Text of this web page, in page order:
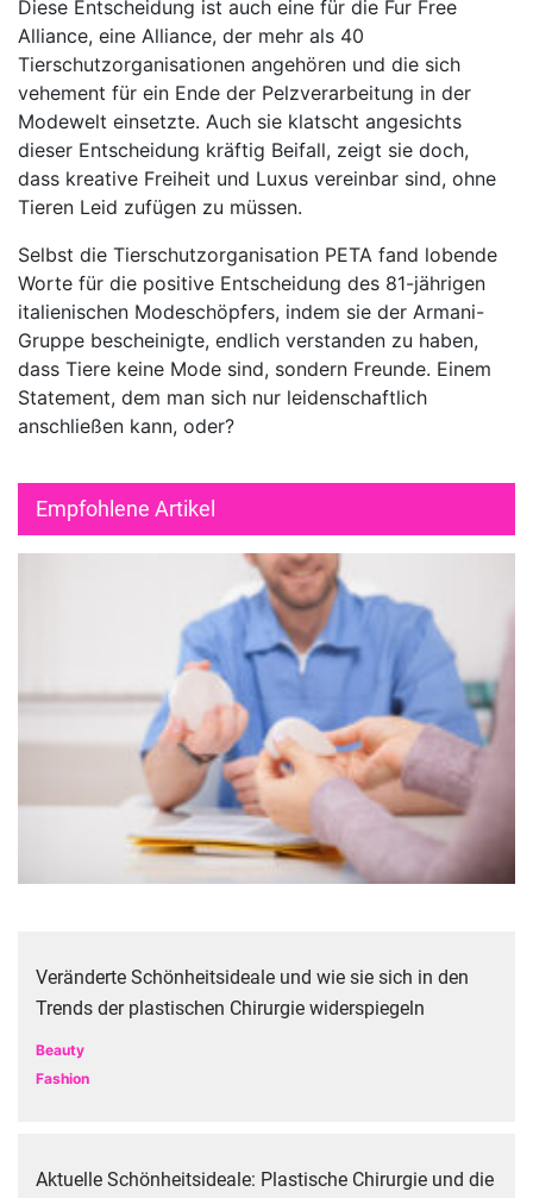
Diese Entscheidung ist auch eine für die Fur Free
Alliance, eine Alliance, der mehr als 40
Tierschutzorganisationen angehören und die sich
vehement für ein Ende der Pelzverarbeitung in der
Modewelt einsetzte. Auch sie klatscht angesichts
dieser Entscheidung kräftig Beifall, zeigt sie doch,
dass kreative Freiheit und Luxus vereinbar sind, ohne
Tieren Leid zufügen zu müssen.
Selbst die Tierschutzorganisation PETA fand lobende
Worte für die positive Entscheidung des 81-jährigen
italienischen Modeschöpfers, indem sie der Armani-
Gruppe bescheinigte, endlich verstanden zu haben,
dass Tiere keine Mode sind, sondern Freunde. Einem
Statement, dem man sich nur leidenschaftlich
anschließen kann, oder?
Empfohlene Artikel
Veränderte Schönheitsideale und wie sie sich in den
Trends der plastischen Chirurgie widerspiegeln
Beauty
Fashion
Aktuelle Schönheitsideale: Plastische Chirurgie und die